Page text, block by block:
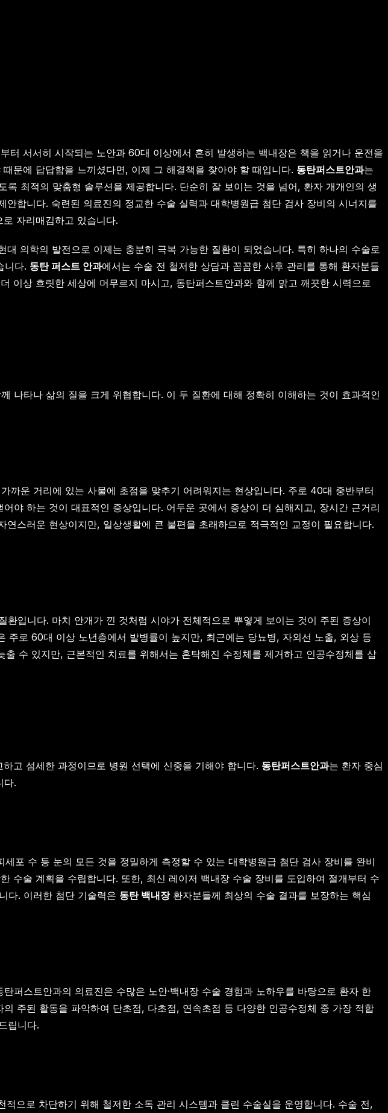
서서히 시작되는 노안과 60대 이상에서 흔히 발생하는 백내장은 책을 읽거나 운전을
문에 답답함을 느끼셨다면, 이제 그 해결책을 찾아야 할 때입니다. 동탄퍼스트안과는
최적의 맞춤형 솔루션을 제공합니다. 단순히 잘 보이는 것을 넘어, 환자 개개인의 생
안합니다. 숙련된 의료진의 정교한 수술 실력과 대학병원급 첨단 검사 장비의 시너지를
자리매김하고 있습니다.
의학의 발전으로 이제는 충분히 극복 가능한 질환이 되었습니다. 특히 하나의 수술로
니다. 동탄 퍼스트 안과에서는 수술 전 철저한 상담과 꼼꼼한 사후 관리를 통해 환자분들
이상 흐릿한 세상에 머무르지 마시고, 동탄퍼스트안과와 함께 맑고 깨끗한 시력으로
나타나 삶의 질을 크게 위협합니다. 이 두 질환에 대해 정확히 이해하는 것이 효과적인
까운 거리에 있는 사물에 초점을 맞추기 어려워지는 현상입니다. 주로 40대 중반부터
야 하는 것이 대표적인 증상입니다. 어두운 곳에서 증상이 더 심해지고, 장시간 근거리
스러운 현상이지만, 일상생활에 큰 불편을 초래하므로 적극적인 교정이 필요합니다.
입니다. 마치 안개가 낀 것처럼 시야가 전체적으로 뿌옇게 보이는 것이 주된 증상이
로 60대 이상 노년층에서 발병률이 높지만, 최근에는 당뇨병, 자외선 노출, 외상 등
수 있지만, 근본적인 치료를 위해서는 혼탁해진 수정체를 제거하고 인공수정체를 삽
고 섬세한 과정이므로 병원 선택에 신중을 기해야 합니다. 동탄퍼스트안과는 환자 중심
다.
포 수 등 눈의 모든 것을 정밀하게 측정할 수 있는 대학병원급 첨단 검사 장비를 완비
수술 계획을 수립합니다. 또한, 최신 레이저 백내장 수술 장비를 도입하여 절개부터 수
다. 이러한 첨단 기술력은 동탄 백내장환자분들께 최상의 수술 결과를 보장하는 핵심
퍼스트안과의 의료진은 수많은 노안·백내장 수술 경험과 노하우를 바탕으로 환자 한
주된 활동을 파악하여 단초점, 다초점, 연속초점 등 다양한 인공수정체 중 가장 적합
립니다.
으로 차단하기 위해 철저한 소독 관리 시스템과 클린 수술실을 운영합니다. 수술 전,